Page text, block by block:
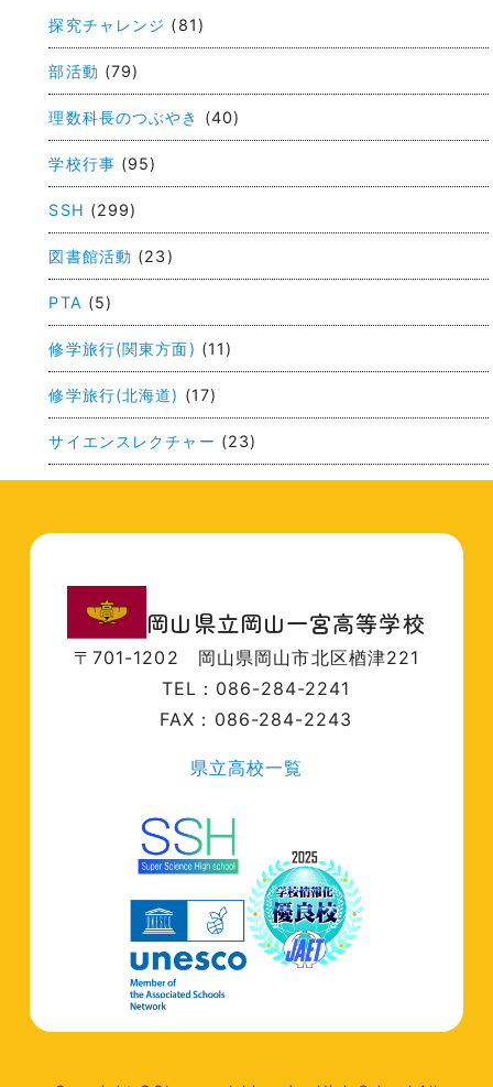
ナ
ビ
ゲ
ー
シ
ョ
ン
探究チャレンジ (81)
部活動 (79)
理数科長のつぶやき (40)
学校行事 (95)
SSH (299)
図書館活動 (23)
PTA (5)
修学旅行(関東方面) (11)
修学旅行(北海道) (17)
サイエンスレクチャー (23)
岡山県立岡山一宮高等学校
〒701-1202 岡山県岡山市北区楢津221
TEL：086-284-2241
FAX：086-284-2243
県立高校一覧